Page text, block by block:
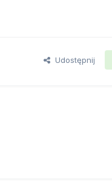
Udostępnij